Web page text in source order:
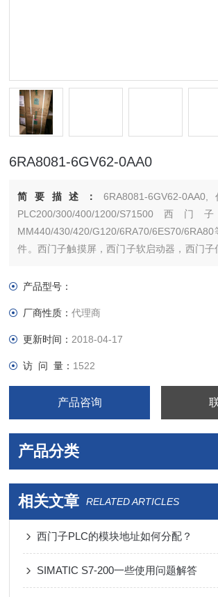
6RA8081-6GV62-0AA0
简要描述： 6RA8081-6GV62-
PLC200/300/400/1200/S71500西
MM440/430/420/G120/6RA70/6ES70/6RA80
件。西门子触摸屏，西门子软启动器，西门子
本公司购买的产品，保证*，假一罚十，质保一
产品型号：
厂商性质：代理商
更新时间： 2018-04-17
访 问 量： 1522
产品咨询
产品分类
相关文章 RELATED ARTICLES
西门子PLC的模块地址如何分配？
SIMATIC S7-200一些使用问题解答